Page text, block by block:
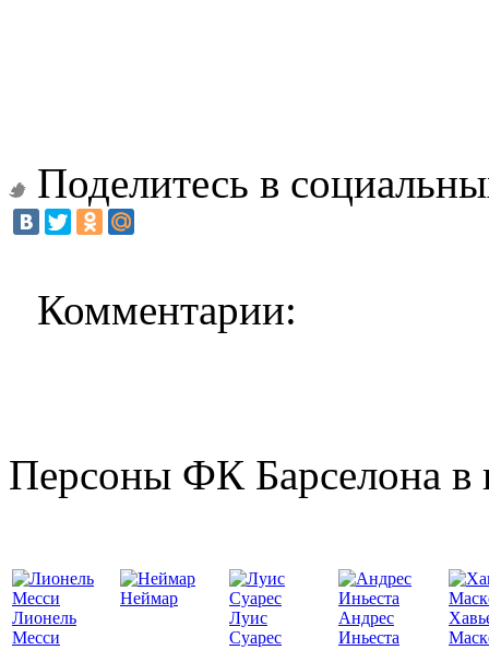
Поделитесь в
Комментарии:
Персоны ФК Барселона в
Лионель
Месси
Неймар
Луис
Суарес
Андрес
Иньеста